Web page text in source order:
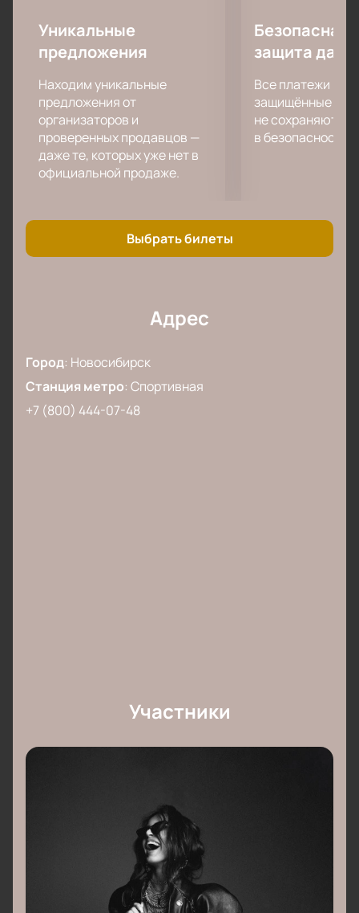
Уникальные
предложения
Находим уникальные
предложения от
организаторов и
проверенных продавцов —
даже те, которых уже нет в
официальной продаже.
Безопасная
защита
Все платежи
защищённые
не сохраняются
в безопасности.
Выбрать билеты
Адрес
Город: Новосибирск
Станция метро: Спортивная
+7 (800) 444-07-48
Участники